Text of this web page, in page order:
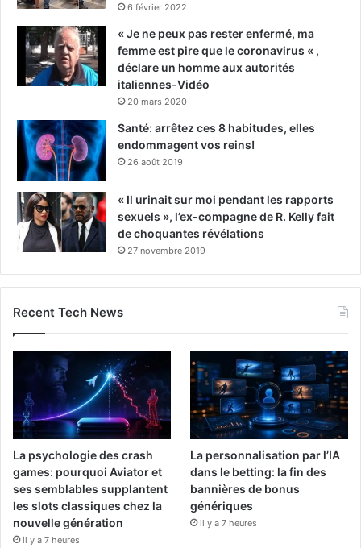
6 février 2022
« Je ne peux pas rester enfermé, ma
femme est pire que le coronavirus « ,
déclare un homme aux autorités
italiennes-Vidéo
20 mars 2020
Santé: arrêtez ces 8 habitudes, elles
endommagent vos reins!
26 août 2019
« Il urinait sur moi pendant les rapports
sexuels », l’ex-compagne de R. Kelly fait
de choquantes révélations
27 novembre 2019
Recent Tech News
La psychologie des crash
games: pourquoi Aviator et
ses semblables supplantent
les slots classiques chez la
nouvelle génération
il y a 7 heures
La personnalisation par l’IA
dans le betting: la fin des
bannières de bonus
génériques
il y a 7 heures